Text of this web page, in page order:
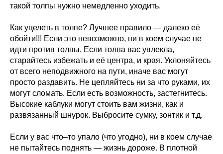
такой толпы нужно немедленно уходить.
Как уцелеть в толпе? Лучшее правило — далеко её
обойти!!! Если это невозможно, ни в коем случае не
идти против толпы. Если толпа вас увлекла,
старайтесь избежать и её центра, и края. Уклоняйтесь
от всего неподвижного на пути, иначе вас могут
просто раздавить. Не цепляйтесь ни за что руками, их
могут сломать. Если есть возможность, застегнитесь.
Высокие каблуки могут стоить вам жизни, как и
развязанный шнурок. Выбросите сумку, зонтик и т.д.
Если у вас что–то упало (что угодно), ни в коем случае
не пытайтесь поднять — жизнь дороже. В плотной